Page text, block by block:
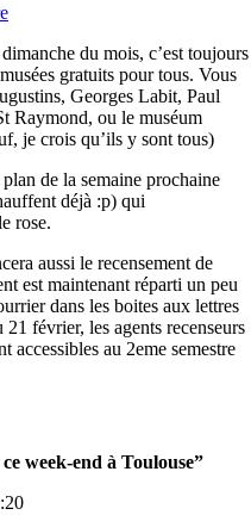
du mois, c’est toujours
gratuits pour tous. Vous
Georges Labit, Paul
Raymond, ou le muséum
je crois qu’ils y sont tous)
de la semaine prochaine
déjà :p) qui
rose.
aussi le recensement de
est maintenant réparti un peu
dans les boites aux lettres
février, les agents recenseurs
accessibles au 2eme semestre
week-end à Toulouse”